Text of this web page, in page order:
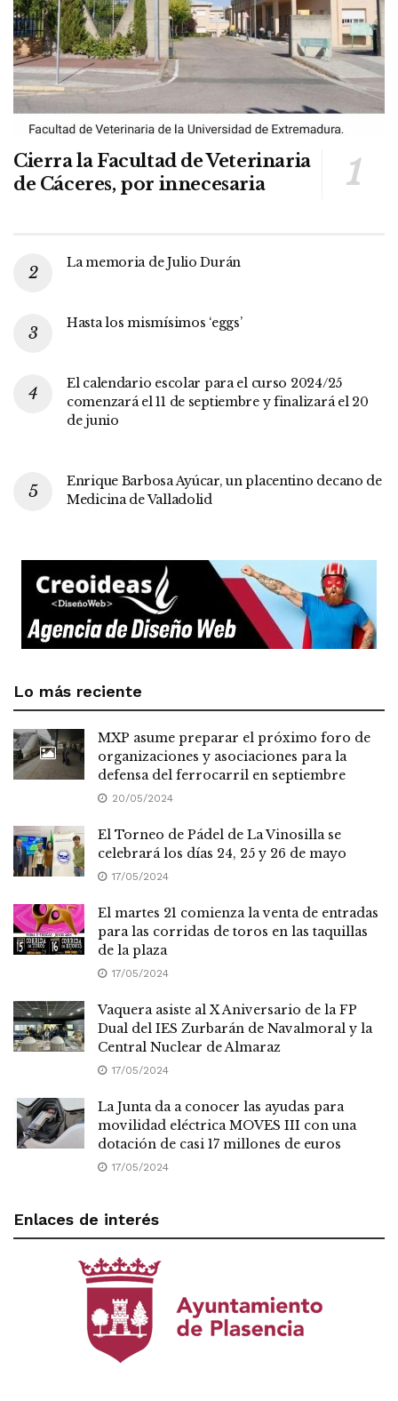
Cierra la Facultad de Veterinaria
de Cáceres, por innecesaria
La memoria de Julio Durán
Hasta los mismísimos ‘eggs’
El calendario escolar para el curso 2024/25
comenzará el 11 de septiembre y finalizará el 20
de junio
Enrique Barbosa Ayúcar, un placentino decano de
Medicina de Valladolid
Lo más reciente
MXP asume preparar el próximo foro de
organizaciones y asociaciones para la
defensa del ferrocarril en septiembre
20/05/2024
El Torneo de Pádel de La Vinosilla se
celebrará los días 24, 25 y 26 de mayo
17/05/2024
El martes 21 comienza la venta de entradas
para las corridas de toros en las taquillas
de la plaza
17/05/2024
Vaquera asiste al X Aniversario de la FP
Dual del IES Zurbarán de Navalmoral y la
Central Nuclear de Almaraz
17/05/2024
La Junta da a conocer las ayudas para
movilidad eléctrica MOVES III con una
dotación de casi 17 millones de euros
17/05/2024
Enlaces de interés